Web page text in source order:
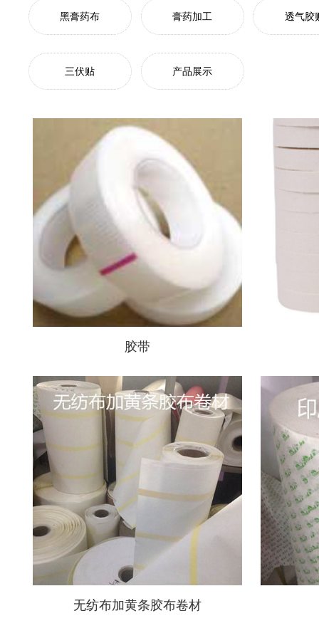
黑膏药布 膏药加工 透气胶
三伏贴 产品展示
胶带
无纺布加黄条胶布卷材